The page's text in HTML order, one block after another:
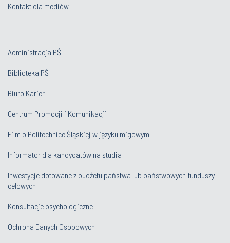
Kontakt dla mediów
Administracja PŚ
Biblioteka PŚ
Biuro Karier
Centrum Promocji i Komunikacji
Film o Politechnice Śląskiej w języku migowym
Informator dla kandydatów na studia
Inwestycje dotowane z budżetu państwa lub państwowych funduszy
celowych
Konsultacje psychologiczne
Ochrona Danych Osobowych